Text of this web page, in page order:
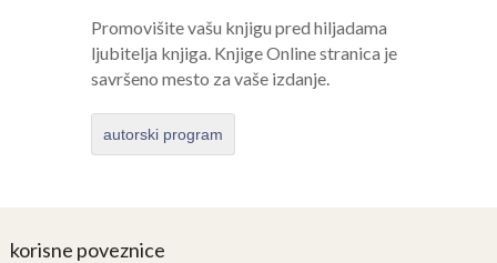
Promovišite vašu knjigu pred hiljadama
ljubitelja knjiga. Knjige Online stranica je
savršeno mesto za vaše izdanje.
autorski program
korisne poveznice